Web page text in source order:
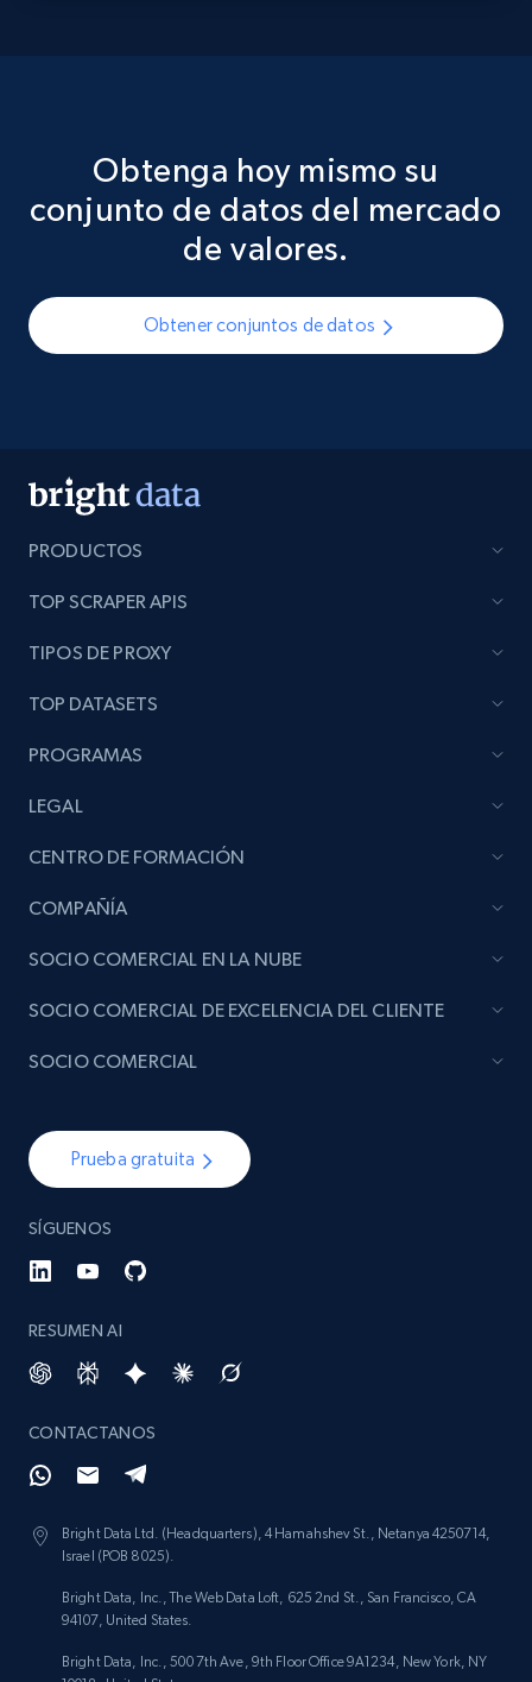
Obtenga hoy mismo su
conjunto de datos del mercado
de valores.
Obtener conjuntos de datos
PRODUCTOS
TOP SCRAPER APIS
TIPOS DE PROXY
TOP DATASETS
PROGRAMAS
LEGAL
CENTRO DE FORMACIÓN
COMPAÑÍA
Prueba gratuita
SÍGUENOS
RESUMEN AI
CONTACTANOS
Bright Data Ltd. (Headquarters), 4 Hamahshev St., Netanya 4250714,
Israel (POB 8025).
Bright Data, Inc., The Web Data Loft, 625 2nd St., San Francisco, CA
94107, United States.
Bright Data, Inc., 500 7th Ave, 9th Floor Office 9A1234, New York, NY
SOCIO COMERCIAL EN LA NUBE
SOCIO COMERCIAL DE EXCELENCIA DEL CLIENTE
SOCIO COMERCIAL